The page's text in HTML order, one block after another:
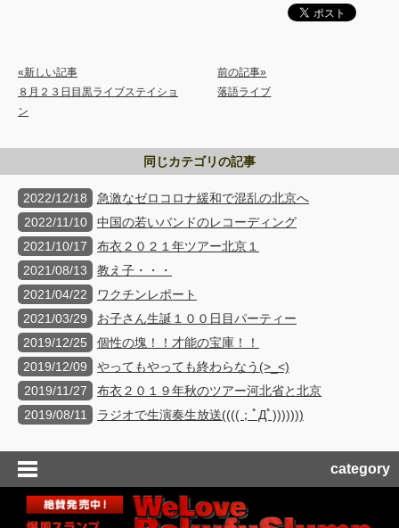
«新しい記事
８月２３日目黒ライブステイショ
ン
前の記事»
落語ライブ
同じカテゴリの記事
2022/12/18
急激なゼロコロナ緩和で混乱の北京へ
2022/11/10
中国の若いバンドのレコーディング
2021/10/17
布衣２０２１年ツアー北京１
2021/08/13
教え子・・・
2021/04/22
ワクチンレポート
2021/03/29
お子さん生誕１００日目パーティー
2019/12/25
個性の塊！！才能の宝庫！！
2019/12/09
やってもやっても終わらなう(>_<)
2019/11/27
布衣２０１９年秋のツアー河北省と北京
2019/08/11
ラジオで生演奏生放送((((；ﾟДﾟ)))))))
category